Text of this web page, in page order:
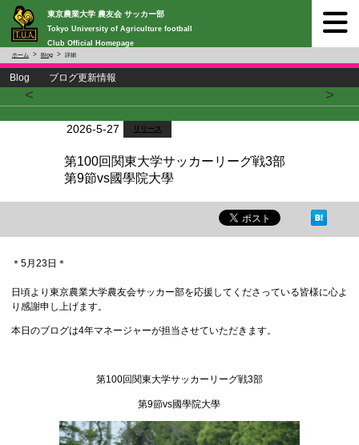
東京農業大学 農友会 サッカー部
Tokyo University of Agriculture football
Club Official Homepage
ホーム Blog 詳細
Blog ブログ更新情報
< >
2026-5-27 リリース
第100回関東大学サッカーリーグ戦3部
第9節vs國學院大學
＊5月23日＊
日頃より東京農業大学農友会サッカー部を応援してくださっている皆様に心よ
り感謝申し上げます。
本日のブログは4年マネージャーが担当させていただきます。
第100回関東大学サッカーリーグ戦3部
第9節vs國學院大學